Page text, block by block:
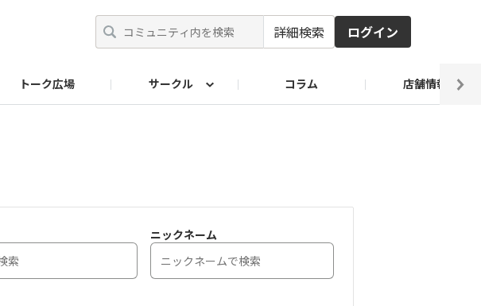
詳細検索 ログイン
トーク広場 サークル コラム 店舗情報
ニックネーム